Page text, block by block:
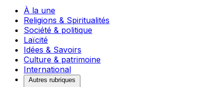
À la une
Religions & Spiritualités
Société & politique
Laïcité
Idées & Savoirs
Culture & patrimoine
International
Autres rubriques